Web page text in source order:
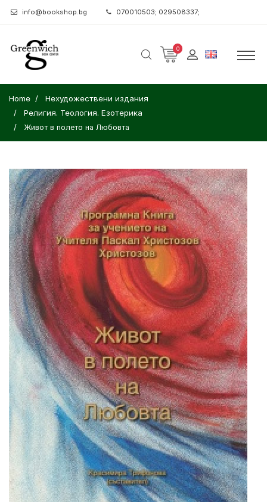
info@bookshop.bg 070010503; 029508337;
0
Home
Нехудожествени издания
Религия. Теология. Езотерика
Живот в полето на Любовта